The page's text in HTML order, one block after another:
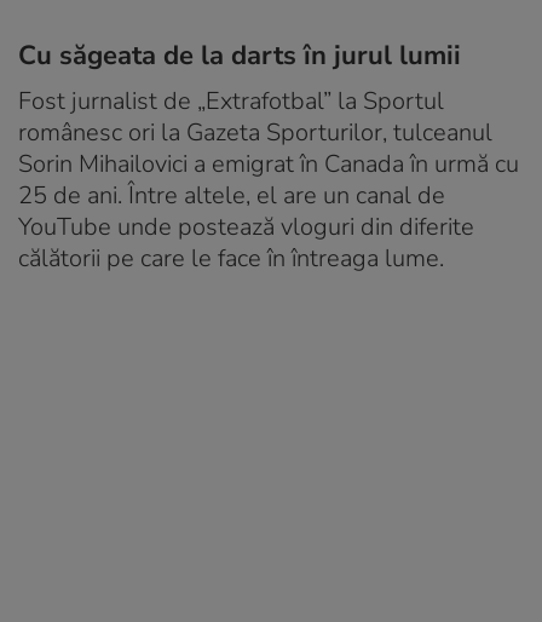
Cu săgeata de la darts în jurul lumii
Fost jurnalist de „Extrafotbal” la Sportul
românesc ori la Gazeta Sporturilor, tulceanul
Sorin Mihailovici a emigrat în Canada în urmă cu
25 de ani. Între altele, el are un canal de
YouTube unde postează vloguri din diferite
călătorii pe care le face în întreaga lume.